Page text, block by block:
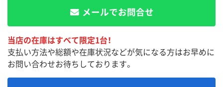
メールでお問合せ
当店の在庫はすべて限定1台！
支払い方法や総額や在庫状況などが気になる方はお早めに
お問い合わせお待ちしております。